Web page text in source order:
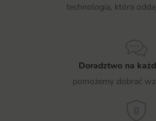
technologia, która
Doradztwo na
pomożemy dobrać